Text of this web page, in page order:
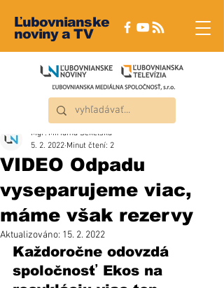
Ľubovnianske
noviny a TV
VIDEO Odpadu
vyseparujeme viac,
máme však rezervy
Mgr. Miriama Sekelská
5. 2. 2022 Minut čtení: 2
Aktualizováno: 15. 2. 2022
Každoročne odovzdá
spoločnosť Ekos na